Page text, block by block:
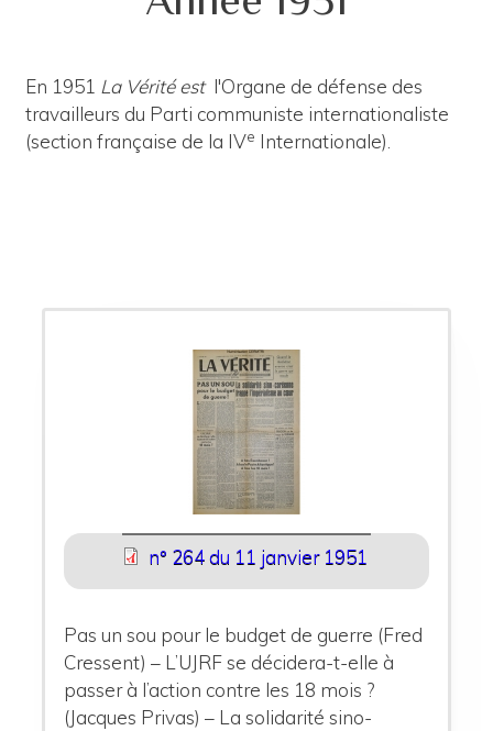
En 1951 La Vérité est l'Organe de défense des
travailleurs du Parti communiste internationaliste
(section française de la IVe Internationale).
n° 264 du 11 janvier 1951
Pas un sou pour le budget de guerre (Fred
Cressent) – L’UJRF se décidera-t-elle à
passer à l’action contre les 18 mois ?
(Jacques Privas) – La solidarité sino-